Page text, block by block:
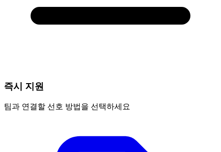
즉시 지원
팀과 연결할 선호 방법을 선택하세요